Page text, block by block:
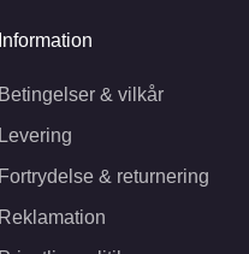
Information
Betingelser & vilkår
Levering
Fortrydelse & returnering
Reklamation